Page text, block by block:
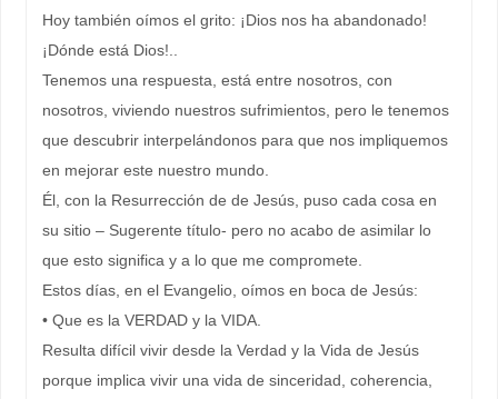
Hoy también oímos el grito: ¡Dios nos ha abandonado!
¡Dónde está Dios!..
Tenemos una respuesta, está entre nosotros, con
nosotros, viviendo nuestros sufrimientos, pero le tenemos
que descubrir interpelándonos para que nos impliquemos
en mejorar este nuestro mundo.
Él, con la Resurrección de de Jesús, puso cada cosa en
su sitio – Sugerente título- pero no acabo de asimilar lo
que esto significa y a lo que me compromete.
Estos días, en el Evangelio, oímos en boca de Jesús:
• Que es la VERDAD y la VIDA.
Resulta difícil vivir desde la Verdad y la Vida de Jesús
porque implica vivir una vida de sinceridad, coherencia,